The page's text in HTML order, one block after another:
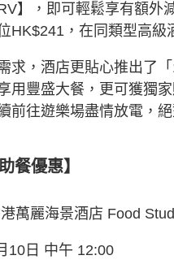
】，即可輕鬆享有額
HK$241，在同類型高級
求，酒店更貼心推出了
用豐盛大餐，更可獲獨
前往遊樂場盡情放電，
餐優惠】
萬麗海景酒店 Food
10日 中午 12:00